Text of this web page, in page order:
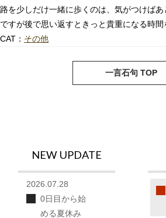
路を少しだけ一緒に歩くのは、気がつけば
ですが後で思い返すときっと貴重になる時間
CAT： その他
一言石句 TOP
NEW UPDATE
2026.07.28
0日目から始
める夏休み